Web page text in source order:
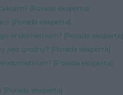
[Porada eksperta]
[Porada eksperta]
endometrium? [Porada eksperta]
jest groźny? [Porada eksperta]
[Porada eksperta]
eksperta]